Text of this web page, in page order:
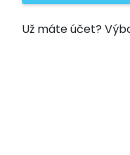
Už máte účet?